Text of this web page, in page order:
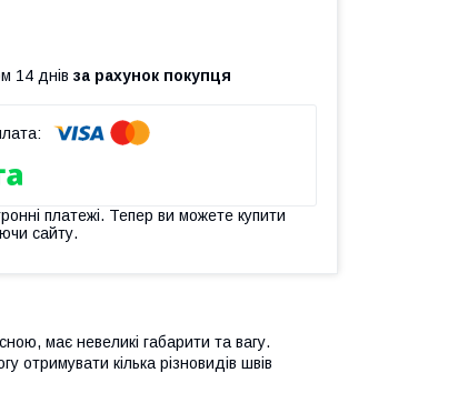
14 днів за рахунок покупця
платежі. Тепер ви можете купити
сайту.
має невеликі габарити та вагу.
кілька різновидів швів